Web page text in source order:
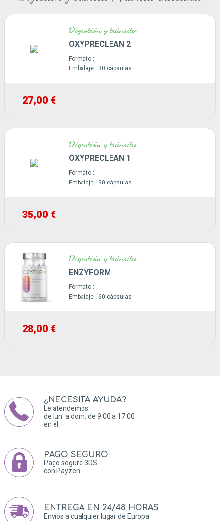
Digestión y tránsito
OXYPRECLEAN 2
Formato :
Embalaje : 30 cápsulas
27,00 €
Digestión y tránsito
OXYPRECLEAN 1
Formato :
Embalaje : 90 cápsulas
35,00 €
Digestión y tránsito
ENZYFORM
Formato :
Embalaje : 60 cápsulas
28,00 €
¿NECESITA AYUDA?
Le atendemos
de lun. a dom. de 9:00 a 17:00
en el
PAGO SEGURO
Pago seguro 3DS
con Payzen
ENTREGA EN 24/48 HORAS
Envíos a cualquier lugar de Europa